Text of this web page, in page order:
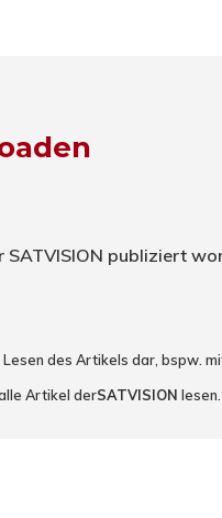
SATVISION publiziert
des Artikels dar, bspw.
Artikel derSATVISION lesen.